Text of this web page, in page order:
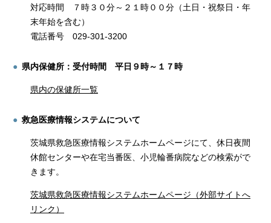
対応時間 ７時３０分～２１時００分（土日・祝祭日・年
末年始を含む）
電話番号 029-301-3200
県内保健所：受付時間 平日９時～１７時
県内の保健所一覧
救急医療情報システムについて
茨城県救急医療情報システムホームページにて、休日夜間
休館センターや在宅当番医、小児輪番病院などの検索がで
きます。
茨城県救急医療情報システムホームページ（外部サイトへ
リンク）